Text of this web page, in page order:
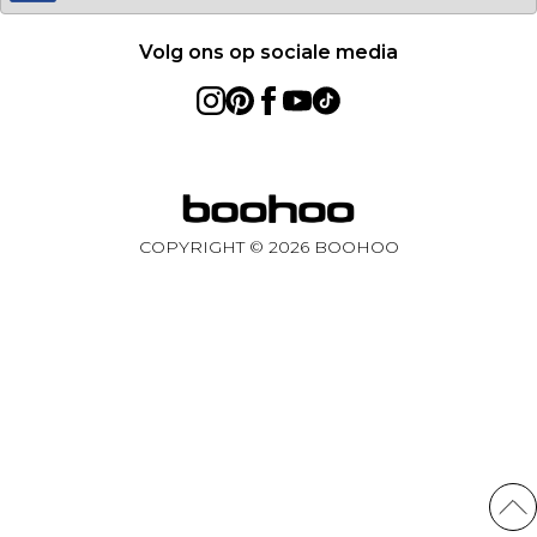
Volg ons op sociale media
COPYRIGHT © 2026BOOHOO